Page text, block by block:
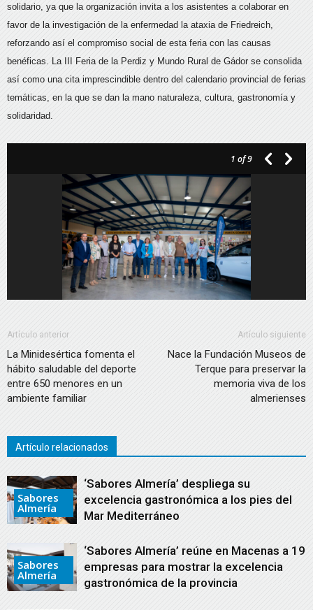
solidario, ya que la organización invita a los asistentes a colaborar en
favor de la investigación de la enfermedad la ataxia de Friedreich,
reforzando así el compromiso social de esta feria con las causas
benéficas. La III Feria de la Perdiz y Mundo Rural de Gádor se consolida
así como una cita imprescindible dentro del calendario provincial de ferias
temáticas, en la que se dan la mano naturaleza, cultura, gastronomía y
solidaridad.
1 of 9
Artículo anterior
La Minidesértica fomenta el
hábito saludable del deporte
entre 650 menores en un
ambiente familiar
Artículo siguiente
Nace la Fundación Museos de
Terque para preservar la
memoria viva de los
almerienses
Artículo relacionados
Sabores
Almería
‘Sabores Almería’ despliega su
excelencia gastronómica a los pies del
Mar Mediterráneo
Sabores
Almería
‘Sabores Almería’ reúne en Macenas a 19
empresas para mostrar la excelencia
gastronómica de la provincia